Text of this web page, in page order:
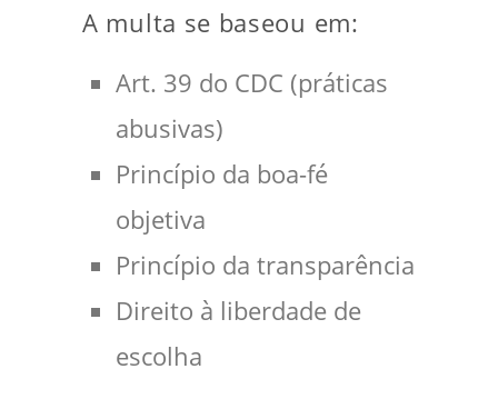
A multa se baseou em:
Art. 39 do CDC (práticas
abusivas)
Princípio da boa-fé
objetiva
Princípio da transparência
Direito à liberdade de
escolha